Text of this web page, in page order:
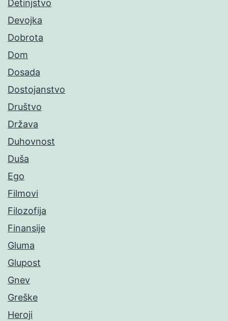
Detinjstvo
Devojka
Dobrota
Dom
Dosada
Dostojanstvo
Društvo
Država
Duhovnost
Duša
Ego
Filmovi
Filozofija
Finansije
Gluma
Glupost
Gnev
Greške
Heroji